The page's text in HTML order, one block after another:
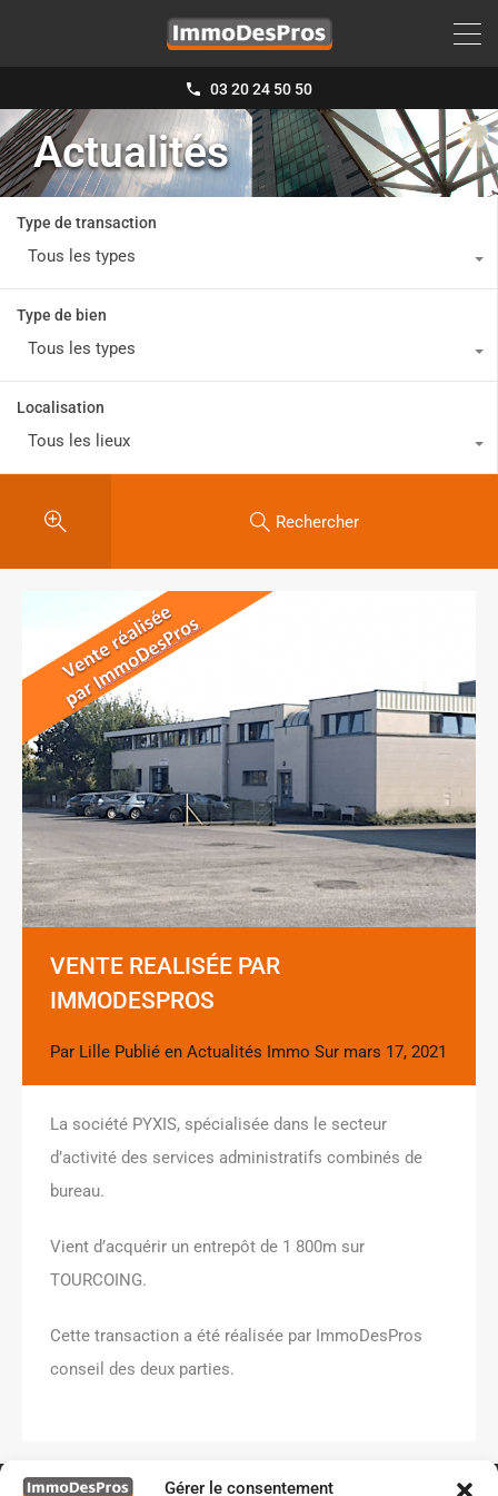
Gérer le consentement
03 20 24 50 50
Actualités
Type de transaction
Tous les types
Type de bien
Tous les types
Localisation
Tous les lieux
Rechercher
VENTE REALISÉE PAR
IMMODESPROS
Par Lille Publié en Actualités Immo Sur mars 17, 2021
La société PYXIS, spécialisée dans le secteur
d’activité des services administratifs combinés de
bureau.
Vient d’acquérir un entrepôt de 1 800m sur
TOURCOING.
Cette transaction a été réalisée par ImmoDesPros
conseil des deux parties.